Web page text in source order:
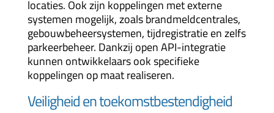
locaties. Ook zijn koppelingen met externe
systemen mogelijk, zoals brandmeldcentrales,
gebouwbeheersystemen, tijdregistratie en zelfs
parkeerbeheer. Dankzij open API-integratie
kunnen ontwikkelaars ook specifieke
koppelingen op maat realiseren.
Veiligheid en toekomstbestendigheid